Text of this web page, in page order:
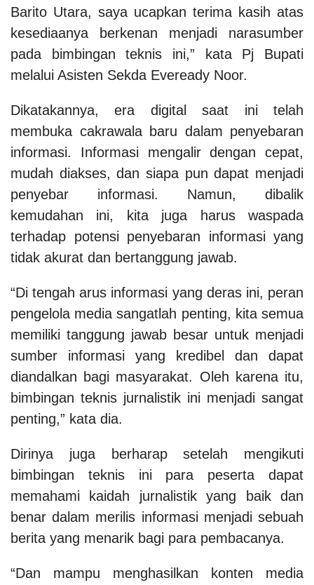
Barito Utara, saya ucapkan terima kasih atas
kesediaanya berkenan menjadi narasumber
pada bimbingan teknis ini,” kata Pj Bupati
melalui Asisten Sekda Eveready Noor.
Dikatakannya, era digital saat ini telah
membuka cakrawala baru dalam penyebaran
informasi. Informasi mengalir dengan cepat,
mudah diakses, dan siapa pun dapat menjadi
penyebar informasi. Namun, dibalik
kemudahan ini, kita juga harus waspada
terhadap potensi penyebaran informasi yang
tidak akurat dan bertanggung jawab.
“Di tengah arus informasi yang deras ini, peran
pengelola media sangatlah penting, kita semua
memiliki tanggung jawab besar untuk menjadi
sumber informasi yang kredibel dan dapat
diandalkan bagi masyarakat. Oleh karena itu,
bimbingan teknis jurnalistik ini menjadi sangat
penting,” kata dia.
Dirinya juga berharap setelah mengikuti
bimbingan teknis ini para peserta dapat
memahami kaidah jurnalistik yang baik dan
benar dalam merilis informasi menjadi sebuah
berita yang menarik bagi para pembacanya.
“Dan mampu menghasilkan konten media